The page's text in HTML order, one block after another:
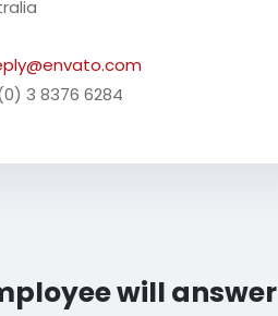
3 8376 6284
will answer